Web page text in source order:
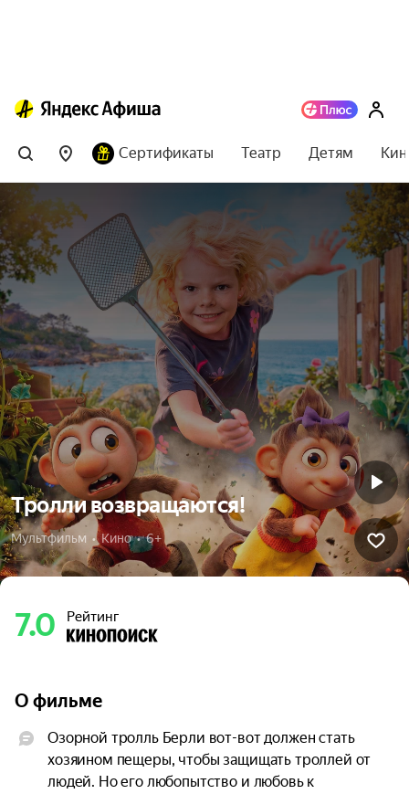
Сертификаты Театр Детям
Тролли возвращаются!
Мультфильм  •  Кино  •  6+
7.0 Рейтинг
О фильме
Озорной тролль Берли вот-вот должен стать
хозяином пещеры, чтобы защищать троллей от
людей. Но его любопытство и любовь к